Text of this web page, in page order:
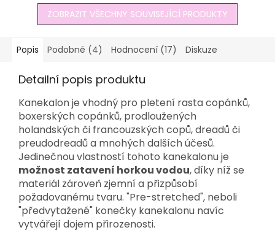
ZOBRAZIT VŠECHNY SOUVISEJÍCÍ PRODUKTY
Popis Podobné (4) Hodnocení (17) Diskuze
Detailní popis produktu
Kanekalon je vhodný pro pletení rasta copánků,
boxerských copánků, prodloužených
holandských či francouzských copů, dreadů či
preudodreadů a mnohých dalších účesů.
Jedinečnou vlastností tohoto kanekalonu je
možnost zatavení horkou vodou, díky níž se
materiál zároveň zjemní a přizpůsobí
požadovanému tvaru. "Pre-stretched", neboli
"předvytažené" konečky kanekalonu navíc
vytvářejí dojem přirozenosti.